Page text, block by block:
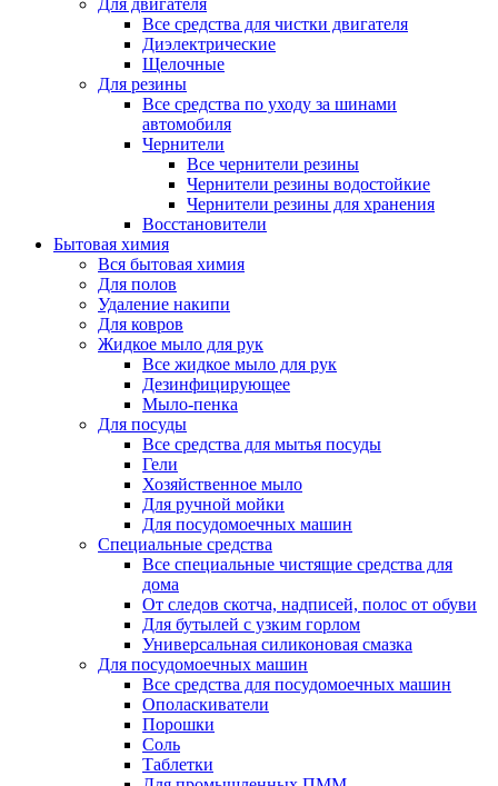
Для двигателя
Все средства для чистки двигателя
Диэлектрические
Щелочные
Для резины
Все средства по уходу за шинами
автомобиля
Чернители
Все чернители резины
Чернители резины водостойкие
Чернители резины для хранения
Восстановители
Бытовая химия
Вся бытовая химия
Для полов
Удаление накипи
Для ковров
Жидкое мыло для рук
Все жидкое мыло для рук
Дезинфицирующее
Мыло-пенка
Для посуды
Все средства для мытья посуды
Гели
Хозяйственное мыло
Для ручной мойки
Для посудомоечных машин
Специальные средства
Все специальные чистящие средства для
дома
От следов скотча, надписей, полос от обуви
Для бутылей с узким горлом
Универсальная силиконовая смазка
Для посудомоечных машин
Все средства для посудомоечных машин
Ополаскиватели
Порошки
Соль
Таблетки